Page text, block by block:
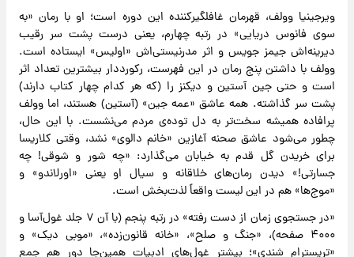
ویرجینیا وولف، قهرمان غافلگیرکننده‌ این دوره است؛ او با رمان «به
سوی فانوس دریایی» در رتبه چهارم، یعنی درست پشت سر رقیب
دیرینه‌اش جیمز جویس و اثر مدرنیستی‌اش «اولیس» ایستاده است.
وولف با داشتن پنج رمان در این فهرست، رکورددار بیشترین تعداد اثر
است و حتی جین آستین و دیکنز را (که هر کدام چهار کتاب دارند)
پشت سر گذاشته. همه عاشق «عمه جین» (آستین) هستند، اما وولف
پرافاده همیشه سخت‌تر به دل توده‌ی مردم می‌نشست. با این حال،
چطور می‌شود عاشق صحنه‌ آغازین «خانم دالوی» نشد، وقتی کلاریسا
برای خریدن گل قدم به خیابان می‌گذارد: «چه شور و شوقی! چه
جسارتی!» دیدن رمان‌های خلاقانه و سیال او یعنی «اورلاندو» و
«موج‌ها» هم در این لیست واقعاً لذت‌بخش است.
«در جستجوی زمان از دست رفته» در رتبه پنجم (با آن ۷ جلد غول‌آسا و
۴۰۰۰ صفحه)، «جنگ و صلح»، «خانه قانون‌زده»، «موبی دیک» و
«تریسترام شندی»؛ بیشتر غول‌های ادبیات همین‌جا دور هم جمع